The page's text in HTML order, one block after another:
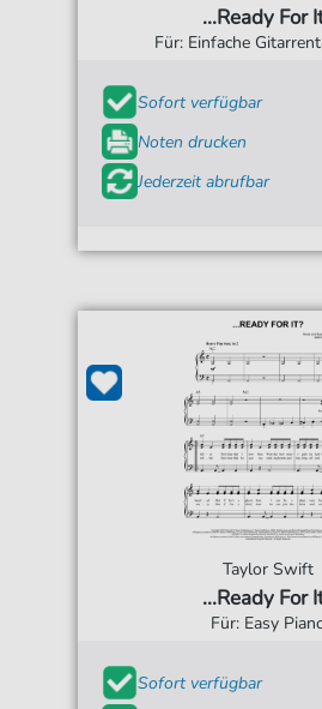
...Ready For
Für: Einfache
Sofort verfügbar
Noten drucken
Jederzeit abrufbar
Taylor Swift
...Ready For
Für: Easy
Sofort verfügbar